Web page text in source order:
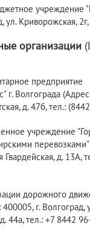
учреждение
ул. Криворожская,
организации
предприятие
г. Волгограда
д. 47б, тел.:
учреждение
Гвардейская, д. 13А,
дорожного
г. Волгоград,
44а, тел.: +7 8442